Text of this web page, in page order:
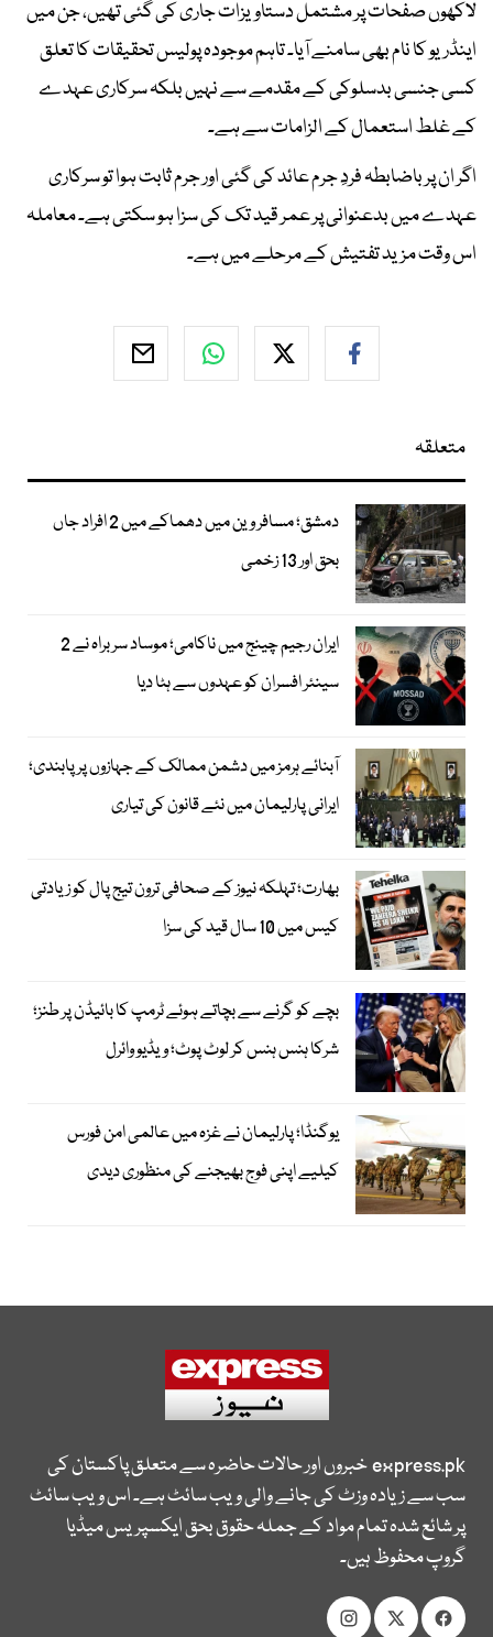
لاکھوں صفحات پر مشتمل دستاویزات جاری کی گئی تھیں، جن میں
اینڈریو کا نام بھی سامنے آیا۔ تاہم موجودہ پولیس تحقیقات کا تعلق
کسی جنسی بدسلوکی کے مقدمے سے نہیں بلکہ سرکاری عہدے
کے غلط استعمال کے الزامات سے ہے۔
اگر ان پر باضابطہ فردِ جرم عائد کی گئی اور جرم ثابت ہوا تو سرکاری
عہدے میں بدعنوانی پر عمر قید تک کی سزا ہو سکتی ہے۔ معاملہ
اس وقت مزید تفتیش کے مرحلے میں ہے۔
متعلقہ
دمشق؛ مسافر وین میں دھماکے میں 2 افراد جاں
بحق اور 13 زخمی
ایران رجیم چینج میں ناکامی؛ موساد سربراہ نے 2
سینئر افسران کو عہدوں سے ہٹا دیا
آبنائے ہرمز میں دشمن ممالک کے جہازوں پر پابندی؛
ایرانی پارلیمان میں نئے قانون کی تیاری
بھارت؛ تہلکہ نیوز کے صحافی ترون تیج پال کو زیادتی
کیس میں 10 سال قید کی سزا
بچے کو گرنے سے بچاتے ہوئے ٹرمپ کا بائیڈن پر طنز؛
شرکا ہنس ہنس کر لوٹ پوٹ؛ ویڈیو وائرل
یوگنڈا؛ پارلیمان نے غزہ میں عالمی امن فورس
کیلیے اپنی فوج بھیجنے کی منظوری دیدی
express.pkخبروں اور حالات حاضرہ سے متعلق پاکستان کی
سب سے زیادہ وزٹ کی جانے والی ویب سائٹ ہے۔ اس ویب سائٹ
پر شائع شدہ تمام مواد کے جملہ حقوق بحق ایکسپریس میڈیا
گروپ محفوظ ہیں۔